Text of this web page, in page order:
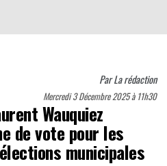
ParLa rédaction
Mercredi 3 Décembre 2025 à 11h30
Wauquiez
de vote pour les
municipales